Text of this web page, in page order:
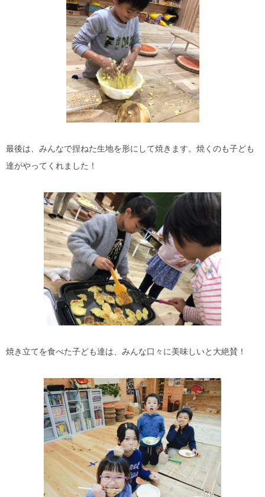
最後は、みんなで捏ねた生地を形にして焼きます。焼くのも子ども
達がやってくれました！
焼き立てを食べた子ども達は、みんな口々に美味しいと大絶賛！